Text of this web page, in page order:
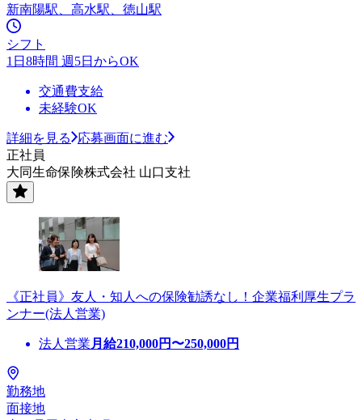
新南陽駅、高水駅、徳山駅
シフト
1日8時間 週5日からOK
交通費支給
未経験OK
詳細を見る
応募画面に進む
正社員
大同生命保険株式会社 山口支社
《正社員》友人・知人への保険勧誘なし！企業福利厚生プラ
ンナー(法人営業)
法人営業 月給210,000円〜250,000円
勤務地
面接地